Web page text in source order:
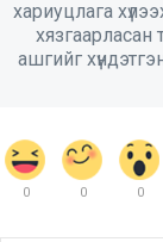
хариуцлага
хязгаарласан
ашгийг
0 0 0